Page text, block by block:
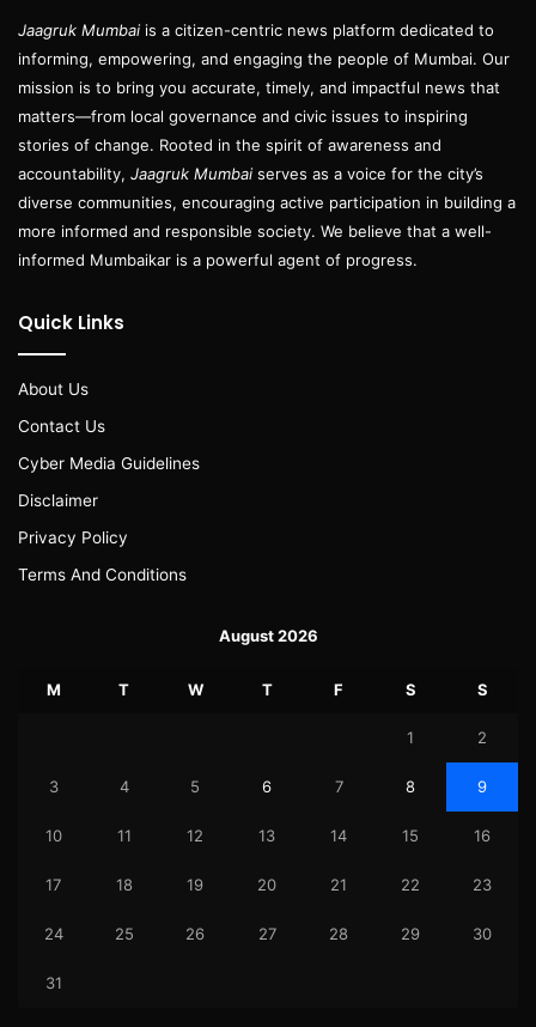
Jaagruk Mumbai is a citizen-centric news platform dedicated to
informing, empowering, and engaging the people of Mumbai. Our
mission is to bring you accurate, timely, and impactful news that
matters—from local governance and civic issues to inspiring
stories of change. Rooted in the spirit of awareness and
accountability, Jaagruk Mumbai serves as a voice for the city’s
diverse communities, encouraging active participation in building a
more informed and responsible society. We believe that a well-
informed Mumbaikar is a powerful agent of progress.
Quick Links
About Us
Contact Us
Cyber Media Guidelines
Disclaimer
Privacy Policy
Terms And Conditions
August 2026
M T W T F S S
1 2
3 4 5 6 7 8 9
10 11 12 13 14 15 16
17 18 19 20 21 22 23
24 25 26 27 28 29 30
31